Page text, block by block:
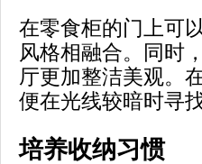
在零食柜的门上可
风格相融合。同时
厅更加整洁美观。
便在光线较暗时寻
培养收纳习惯